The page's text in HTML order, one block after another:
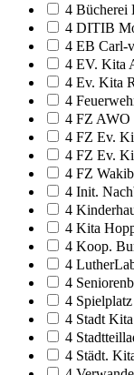
4 Bücherei
4 DITIB
4 EB Carl-
4 EV. Kita
4 Ev. Kita
4
4 FZ AWO
4 FZ Ev.
4 FZ Ev.
4 FZ
4 Init.
4
4 Kita
4 Koop.
4
4
4
4 Stadt
4
4 Städt.